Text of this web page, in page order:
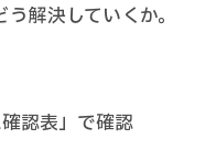
解決していくか。
認表」で確認